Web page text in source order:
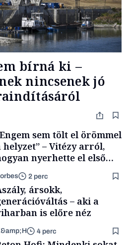
bírná ki –
nincsenek jó
sem tölt el örömmel
helyzet” – Vitézy arról,
nyerhette el első
tenderét Mészárosék cége a
kormány alatt
2 perc
ársokk,
– aki a
is előre néz
4 perc